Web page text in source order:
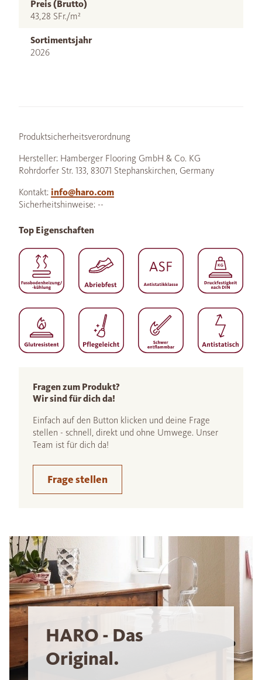
Preis (Brutto)
43,28 SFr./m²
Sortimentsjahr
2026
Produktsicherheitsverordnung
Hersteller: Hamberger Flooring GmbH & Co. KG
Rohrdorfer Str. 133, 83071 Stephanskirchen, Germany
Kontakt: info@haro.com
Sicherheitshinweise: --
Fragen zum Produkt?
Wir sind für dich da!
Einfach auf den Button klicken und deine Frage
stellen - schnell, direkt und ohne Umwege. Unser
Team ist für dich da!
Frage stellen
Top Eigenschaften
HARO - Das
Original.